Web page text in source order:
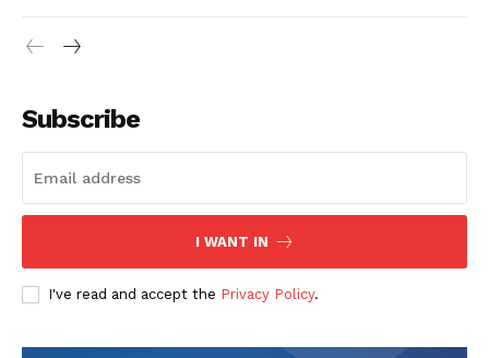
Subscribe
I WANT IN
I've read and accept the Privacy Policy.